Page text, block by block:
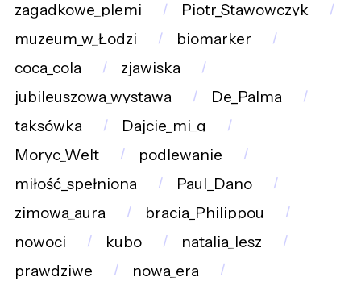
zagadkowe_plemi
Piotr_Stawowczyk
muzeum_w_Łodzi
biomarker
coca_cola
zjawiska
jubileuszowa_wystawa
De_Palma
taksówka
Dajcie_mi_g
Moryc_Welt
podlewanie
miłość_spełniona
Paul_Dano
zimowa_aura
bracia_Philippou
nowoci
kubo
natalia_lesz
prawdziwe
nowa_era